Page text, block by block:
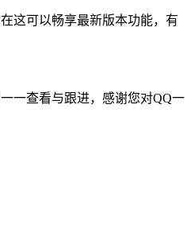
这可以畅享最新版本功能，有
一查看与跟进，感谢您对QQ一